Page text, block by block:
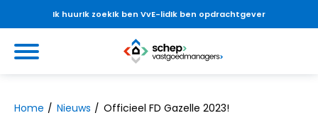
Naar hoofdinhoud
Naar hoofdnavigatiemenu
Naar zoeken
https://
Ga naar Hoofd
Ik huurIk zoekIk ben VvE-lidIk ben opdrachtgever
Home Nieuws Officieel FD Gazelle 2023!